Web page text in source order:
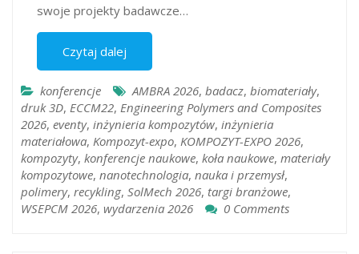
swoje projekty badawcze…
Czytaj dalej
konferencje AMBRA 2026, badacz, biomateriały,
druk 3D, ECCM22, Engineering Polymers and Composites
2026, eventy, inżynieria kompozytów, inżynieria
materiałowa, Kompozyt-expo, KOMPOZYT-EXPO 2026,
kompozyty, konferencje naukowe, koła naukowe, materiały
kompozytowe, nanotechnologia, nauka i przemysł,
polimery, recykling, SolMech 2026, targi branżowe,
WSEPCM 2026, wydarzenia 2026 0 Comments